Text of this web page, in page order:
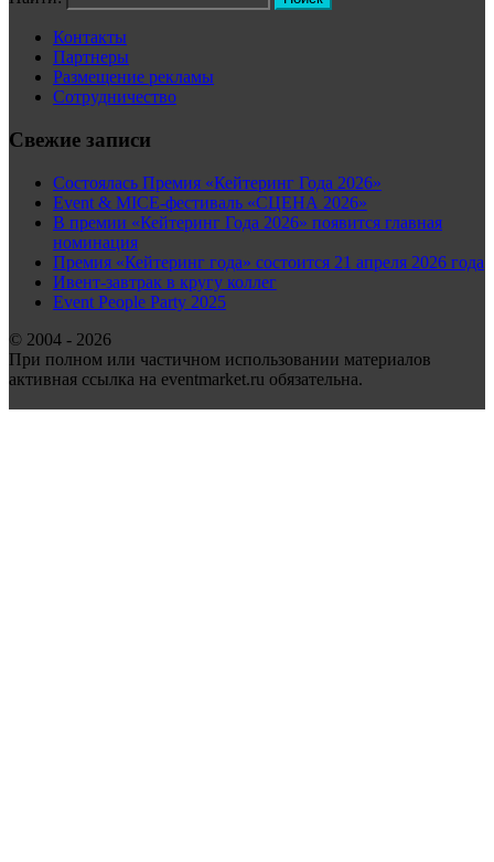
Контакты
Партнеры
Размещение рекламы
Сотрудничество
Свежие записи
Состоялась Премия «Кейтеринг Года 2026»
Event & MICE-фестиваль «СЦЕНА 2026»
В премии «Кейтеринг Года 2026» появится главная
номинация
Премия «Кейтеринг года» состоится 21 апреля 2026 года
Ивент-завтрак в кругу коллег
Event People Party 2025
© 2004 - 2026
При полном или частичном использовании материалов
активная ссылка на eventmarket.ru обязательна.